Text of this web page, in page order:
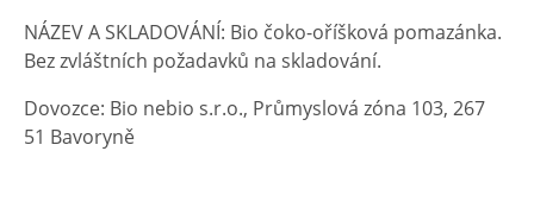
NÁZEV A SKLADOVÁNÍ: Bio čoko-oříšková pomazánka.
Bez zvláštních požadavků na skladování.
Dovozce: Bio nebio s.r.o., Průmyslová zóna 103, 267
51 Bavoryně